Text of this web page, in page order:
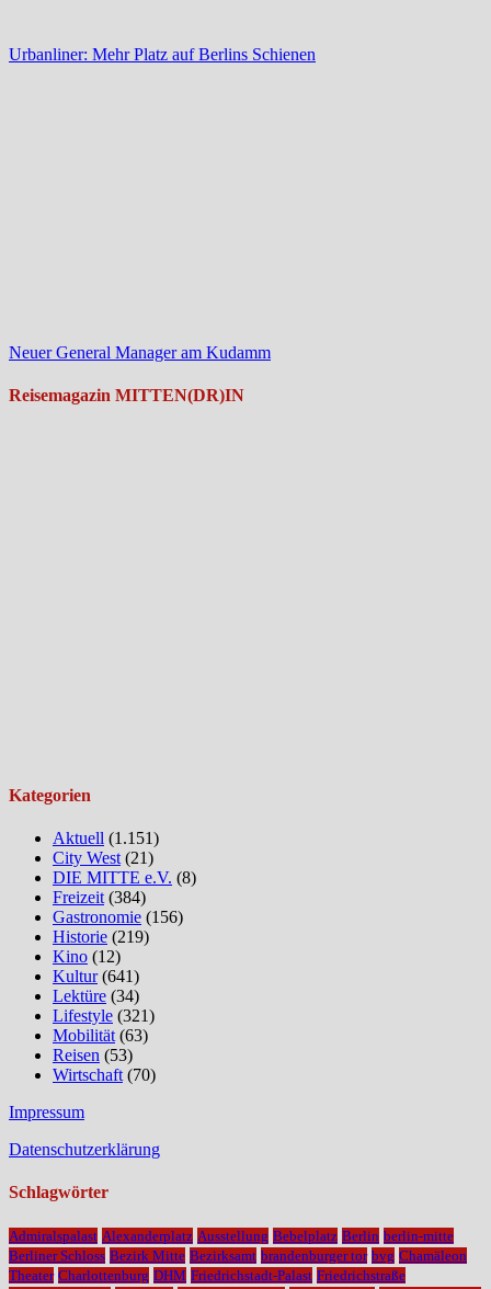
Urbanliner: Mehr Platz auf Berlins Schienen
Neuer General Manager am Kudamm
Reisemagazin MITTEN(DR)IN
Kategorien
Aktuell (1.151)
City West (21)
DIE MITTE e.V. (8)
Freizeit (384)
Gastronomie (156)
Historie (219)
Kino (12)
Kultur(641)
Lektüre (34)
Lifestyle (321)
Mobilität (63)
Reisen (53)
Wirtschaft (70)
Impressum
Datenschutzerklärung
Schlagwörter
Admiralspalast Alexanderplatz Ausstellung Bebelplatz Berlin berlin-mitte
Berliner Schloss Bezirk Mitte Bezirksamt brandenburger tor bvg Chamäleon
Theater Charlottenburg DHM Friedrichstadt-Palast Friedrichstraße